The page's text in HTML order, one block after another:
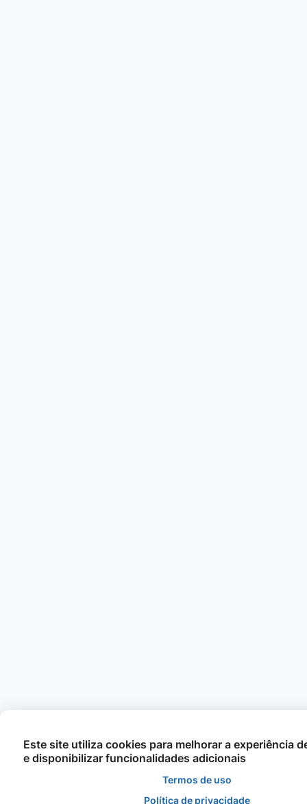
Este site utiliza cookies para melhorar a experiência
e disponibilizar funcionalidades adicionais
Termos de uso
Política de privacidade